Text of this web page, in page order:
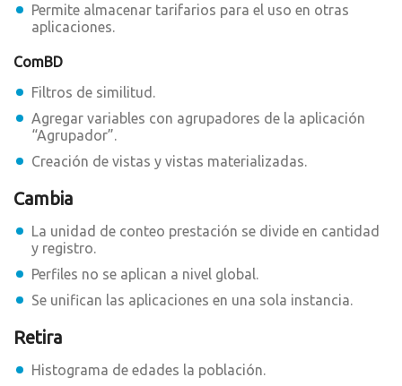
Permite almacenar tarifarios para el uso en otras
aplicaciones.
ComBD
Filtros de similitud.
Agregar variables con agrupadores de la aplicación
“Agrupador”.
Creación de vistas y vistas materializadas.
Cambia
La unidad de conteo prestación se divide en cantidad
y registro.
Perfiles no se aplican a nivel global.
Se unifican las aplicaciones en una sola instancia.
Retira
Histograma de edades la población.